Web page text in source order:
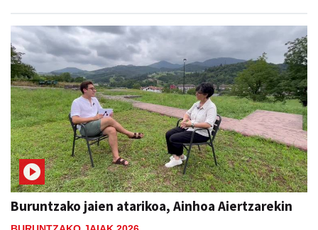
Buruntzako jaien atarikoa, Ainhoa Aiertzarekin